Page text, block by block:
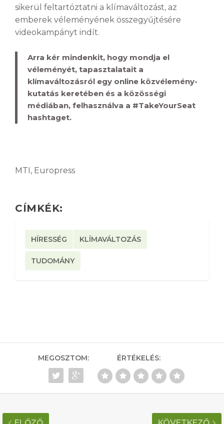
sikerül feltartóztatni a klímaváltozást, az
emberek véleményének összegyűjtésére
videokampányt indít.
Arra kér mindenkit, hogy mondja el
véleményét, tapasztalatait a
klímaváltozásról egy online közvélemény-
kutatás keretében és a közösségi
médiában, felhasználva a #TakeYourSeat
hashtaget.
MTI, Europress
CÍMKÉK:
HÍRESSÉG KLÍMAVÁLTOZÁS
TUDOMÁNY
MEGOSZTOM: ÉRTÉKELÉS: